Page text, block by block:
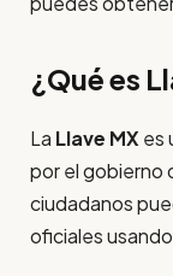
¿Qué es
La Llave MX es
por el gobierno
ciudadanos
oficiales